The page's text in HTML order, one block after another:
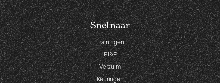
Snel naar
Trainingen
RI&E
Verzuim
Keuringen